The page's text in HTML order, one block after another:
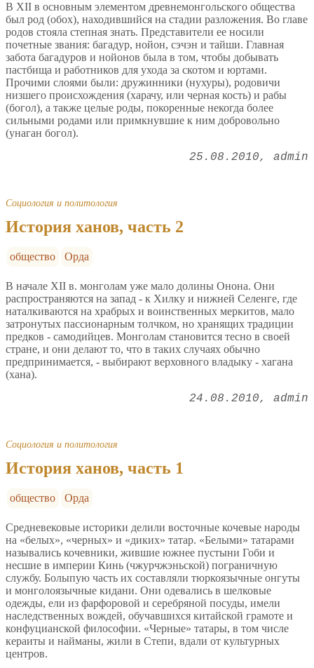
В ХII в основным элементом древнемонгольского общества
был род (обох), находившийся на стадии разложения. Во главе
родов стояла степная знать. Представители ее носили
почетные звания: багадур, нойон, сэчэн и тайши. Главная
забота багадуров и нойонов была в том, чтобы добывать
пастбища и работников для ухода за скотом и юртами.
Прочими слоями были: дружинники (нухуры), родовичи
низшего происхождения (харачу, или черная кость) и рабы
(богол), а также целые роды, покоренные некогда более
сильными родами или примкнувшие к ним добровольно
(унаган богол).
25.08.2010 admin
Социология и политология
История ханов, часть 2
общество Орда
В начале ХII в. монголам уже мало долины Онона. Они
распространяются на запад - к Хилку и нижней Селенге, где
наталкиваются на храбрых и воинственных меркитов, мало
затронутых пассионарным толчком, но хранящих традиции
предков - самодийцев. Монголам становится тесно в своей
стране, и они делают то, что в таких случаях обычно
предпринимается, - выбирают верховного владыку - хагана
(хана).
24.08.2010 admin
Социология и политология
История ханов, часть 1
общество Орда
Средневековые историки делили восточные кочевые народы
на «белых», «черных» и «диких» татар. «Белыми» татарами
назывались кочевники, жившие южнее пустыни Гоби и
несшие в империи Кинь (чжурчжэньской) пограничную
службу. Болыпую часть их составляли тюркоязычные онгуты
и монголоязычные кидани. Они одевались в шелковые
одежды, ели из фарфоровой и серебряной посуды, имели
наследственных вождей, обучавшихся китайской грамоте и
конфуцианской философии. «Черные» татары, в том числе
кераиты и найманы, жили в Степи, вдали от культурных
центров.